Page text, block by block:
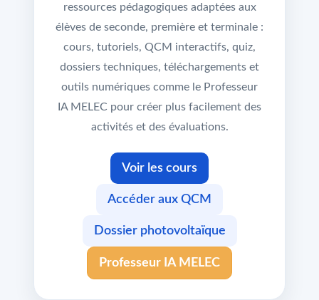
ressources pédagogiques adaptées aux
élèves de seconde, première et terminale :
cours, tutoriels, QCM interactifs, quiz,
dossiers techniques, téléchargements et
outils numériques comme le Professeur
IA MELEC pour créer plus facilement des
activités et des évaluations.
Voir les cours
Accéder aux QCM
Dossier photovoltaïque
Professeur IA MELEC